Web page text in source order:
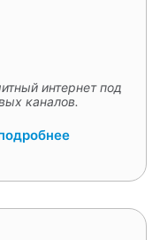
интернет под
каналов.